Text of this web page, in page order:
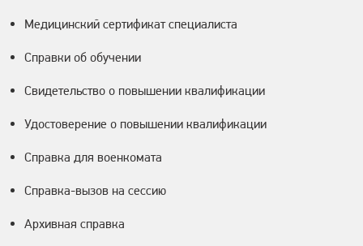
Медицинский сертификат специалиста
Справки об обучении
Свидетельство о повышении квалификации
Удостоверение о повышении квалификации
Справка для военкомата
Справка-вызов на сессию
Архивная справка